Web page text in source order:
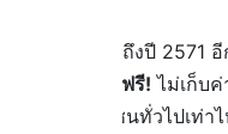
รับขึ้นราคาจนถึงปี 2571
ษ์ ขึ้นทางด่วนฟรี! ไม่เก็บ
ข้องกับประชาชนทั่วไปเ